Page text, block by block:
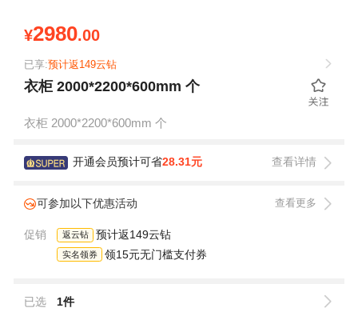
¥2980.00
已享:预计返149云钻
衣柜 2000*2200*600mm 个
衣柜 2000*2200*600mm 个
开通会员预计可省28.31元 查看详情
可参加以下优惠活动 查看更多
促销 返云钻 预计返149云钻
实名领券 领15元无门槛支付券
已选 1件